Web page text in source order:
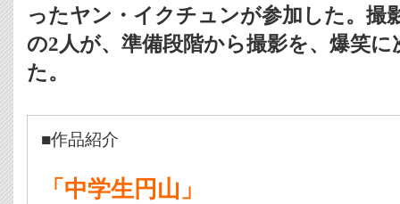
ったヤン・イクチュンが参加した。撮
の2人が、準備段階から撮影を、爆笑
た。
■作品紹介
「中学生円山」